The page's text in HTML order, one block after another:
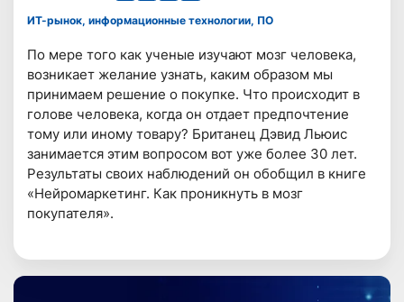
ИТ-рынок, информационные технологии, ПО
По мере того как ученые изучают мозг человека,
возникает желание узнать, каким образом мы
принимаем решение о покупке. Что происходит в
голове человека, когда он отдает предпочтение
тому или иному товару? Британец Дэвид Льюис
занимается этим вопросом вот уже более 30 лет.
Результаты своих наблюдений он обобщил в книге
«Нейромаркетинг. Как проникнуть в мозг
покупателя».